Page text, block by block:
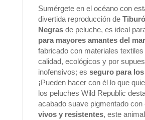
Sumérgete en el océano con
divertida reproducción de
Negrasde peluche, es ideal
para mayores amantes del mar
fabricado con materiales textiles
calidad, ecológicos y por
inofensivos; es seguro para
¡Pueden hacer con él lo que
los peluches Wild Republic
acabado suave pigmentado con
vivos y resistentes, este